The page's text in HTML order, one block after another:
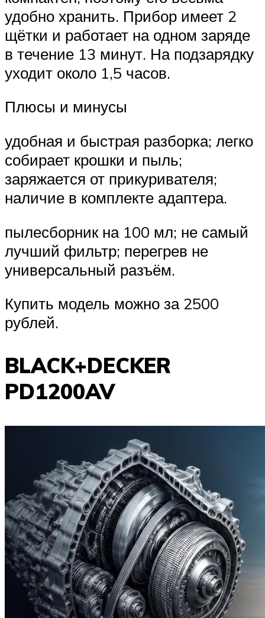
удобно хранить. Прибор имеет 2
щётки и работает на одном заряде
в течение 13 минут. На подзарядку
уходит около 1,5 часов.
Плюсы и минусы
удобная и быстрая разборка; легко
собирает крошки и пыль;
заряжается от прикуривателя;
наличие в комплекте адаптера.
пылесборник на 100 мл; не самый
лучший фильтр; перегрев не
универсальный разъём.
Купить модель можно за 2500
рублей.
BLACK+DECKER
PD1200AV